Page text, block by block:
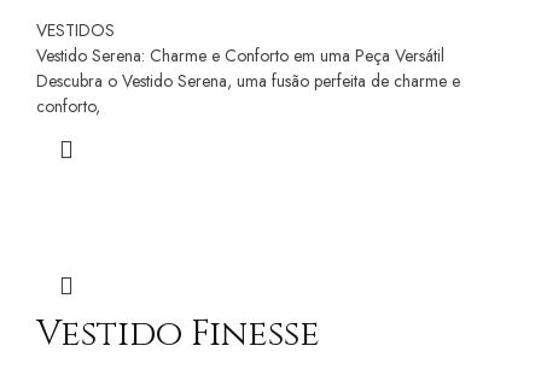
VESTIDOS
Vestido Serena: Charme e Conforto em uma Peça Versátil
Descubra o Vestido Serena, uma fusão perfeita de charme e
conforto,
Vestido Finesse